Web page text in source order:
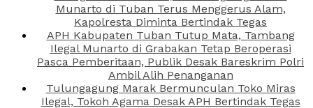
Munarto di Tuban Terus Menggerus Alam,
Kapolresta Diminta Bertindak Tegas
APH Kabupaten Tuban Tutup Mata, Tambang
Ilegal Munarto di Grabakan Tetap Beroperasi
Pasca Pemberitaan, Publik Desak Bareskrim Polri
Ambil Alih Penanganan
Tulungagung Marak Bermunculan Toko Miras
Ilegal, Tokoh Agama Desak APH Bertindak Tegas